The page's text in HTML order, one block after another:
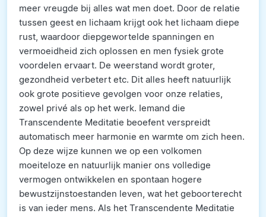
meer vreugde bij alles wat men doet. Door de relatie
tussen geest en lichaam krijgt ook het lichaam diepe
rust, waardoor diepgewortelde spanningen en
vermoeidheid zich oplossen en men fysiek grote
voordelen ervaart. De weerstand wordt groter,
gezondheid verbetert etc. Dit alles heeft natuurlijk
ook grote positieve gevolgen voor onze relaties,
zowel privé als op het werk. Iemand die
Transcendente Meditatie beoefent verspreidt
automatisch meer harmonie en warmte om zich heen.
Op deze wijze kunnen we op een volkomen
moeiteloze en natuurlijk manier ons volledige
vermogen ontwikkelen en spontaan hogere
bewustzijnstoestanden leven, wat het geboorterecht
is van ieder mens. Als het Transcendente Meditatie